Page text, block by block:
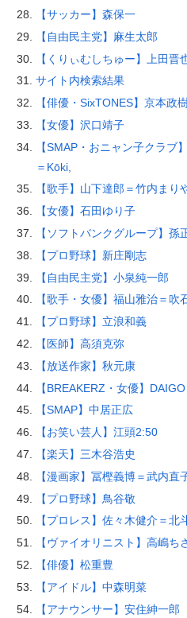
【サッカー】森保一
【自由民主党】麻生太郎
【くりぃむしちゅー】上田晋
サイト内検索結果
【俳優・SixTONES】京本政
【女優】沢口靖子
【SMAP・おニャン子クラブ
＝Kōki,
【歌手】山下達郎＝竹内まり
【女優】石田ゆり子
【ソフトバンクグループ】孫
【プロ野球】新庄剛志
【自由民主党】小泉純一郎
【歌手・女優】福山雅治＝吹
【プロ野球】立浪和義
【医師】高須克弥
【放送作家】秋元康
【BREAKERZ・女優】
【SMAP】中居正広
【お笑い芸人】江頭2:50
【楽天】三木谷浩史
【漫画家】冨樫義博＝武内直
【プロ野球】鳥谷敬
【プロレス】佐々木健介＝北
【ヴァイオリニスト】高嶋ち
【俳優】松重豊
【アイドル】中森明菜
【アナウンサー】安住紳一郎